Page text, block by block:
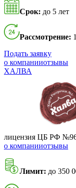
Срок: до 5 лет
Рассмотрение:
Подать заявку
о компанииотзывы
ХАЛВА
лицензия ЦБ РФ
о компанииотзывы
Лимит: до 350